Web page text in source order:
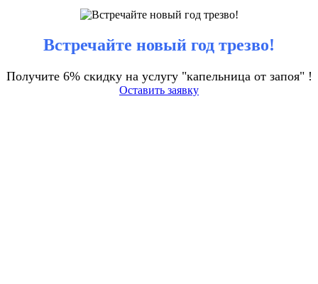
Встречайте новый год трезво!
Получите 6% скидку на услугу "капельница от запоя" !
Оставить заявку